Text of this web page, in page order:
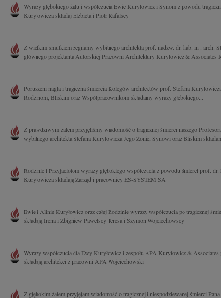
Wyrazy głębokiego żalu i współczucia Ewie Kuryłowicz i Synom z powodu
Kuryłowicza składaj Elżbieta i Piotr Rafalscy
Z wielkim smutkiem żegnamy wybitnego architekta prof. nadzw. dr. hab. in . arch.
głównego projektanta Autorskiej Pracowni Architektury Kuryłowicz & Associates
Poruszeni nagłą i tragiczną śmiercią Kolegów architektów prof. Stefana
Rodzinom, Bliskim oraz Współpracownikom składamy wyrazy głębokiego...
Z prawdziwym żalem przyjęliśmy wiadomość o tragicznej śmierci naszego
wybitnego architekta Stefana Kuryłowicza Jego Żonie, Synowi oraz Bliskim
Rodzinie i Przyjaciołom wyrazy głębokiego współczucia z powodu śmierci prof. dr.
Kuryłowicza składają Zarząd i pracownicy ES-SYSTEM SA
Ewie i Alinie Kuryłowicz oraz całej Rodzinie wyrazy współczucia po tragicznej
składają Irena i Zbigniew Pawelscy Teresa i Szymon Wojciechowscy
Wyrazy współczucia dla Ewy Kuryłowicz i zespołu APA Kuryłowicz & Associates
składają architekci z pracowni APA Wojciechowski
Z głębokim żalem przyjęłam wiadomość o tragicznej i niespodziewanej śmierci